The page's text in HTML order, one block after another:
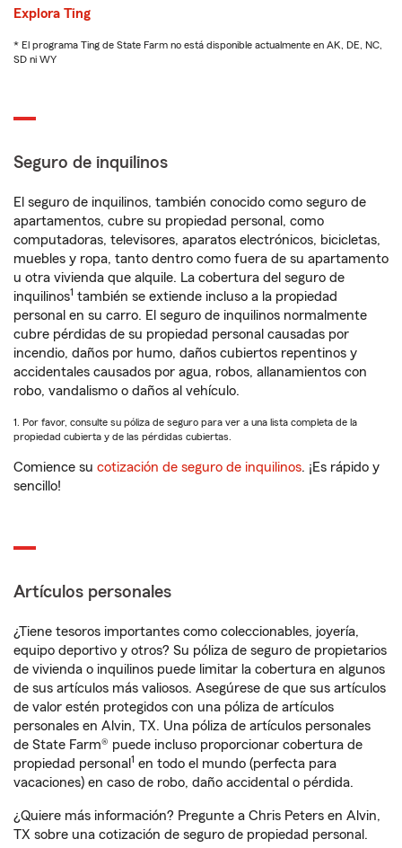
Explora Ting
* El programa Ting de State Farm no está disponible actualmente en AK, DE, NC,
SD ni WY
Seguro de inquilinos
El seguro de inquilinos, también conocido como seguro de
apartamentos, cubre su propiedad personal, como
computadoras, televisores, aparatos electrónicos, bicicletas,
muebles y ropa, tanto dentro como fuera de su apartamento
u otra vivienda que alquile. La cobertura del seguro de
inquilinos1 también se extiende incluso a la propiedad
personal en su carro. El seguro de inquilinos normalmente
cubre pérdidas de su propiedad personal causadas por
incendio, daños por humo, daños cubiertos repentinos y
accidentales causados por agua, robos, allanamientos con
robo, vandalismo o daños al vehículo.
1. Por favor, consulte su póliza de seguro para ver a una lista completa de la
propiedad cubierta y de las pérdidas cubiertas.
Comience su cotización de seguro de inquilinos. ¡Es rápido y
sencillo!
Artículos personales
¿Tiene tesoros importantes como coleccionables, joyería,
equipo deportivo y otros? Su póliza de seguro de propietarios
de vivienda o inquilinos puede limitar la cobertura en algunos
de sus artículos más valiosos. Asegúrese de que sus artículos
de valor estén protegidos con una póliza de artículos
personales en Alvin, TX. Una póliza de artículos personales
de State Farm® puede incluso proporcionar cobertura de
propiedad personal 1 en todo el mundo (perfecta para
vacaciones) en caso de robo, daño accidental o pérdida.
¿Quiere más información? Pregunte a Chris Peters en Alvin,
TX sobre una cotización de seguro de propiedad personal.